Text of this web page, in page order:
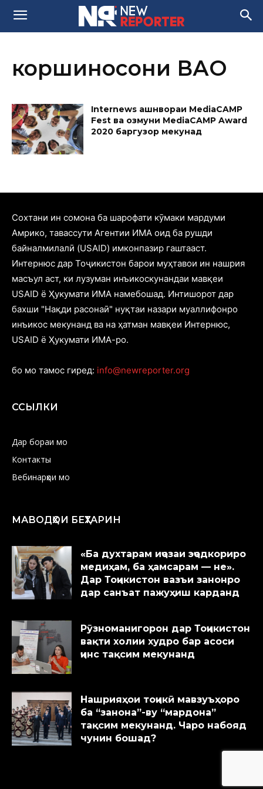
коршиносони ВАО
Internews ҷашнвораи MediaCAMP
Fest ва озмуни MediaCAMP Award
2020 баргузор мекунад
Cохтани ин сомона ба шарофати кӯмаки мардуми
Амрико, тавассути Агентии ИМА оид ба рушди
байналмилалӣ (USAID) имконпазир гаштааст.
Интернюс дар Тоҷикистон барои муҳтавои ин нашрия
масъул аст, ки лузуман инъикоскунандаи мавқеи
USAID ё Ҳукумати ИМА намебошад. Интишорот дар
бахши "Нақди расонаӣ" нуқтаи назари муаллифонро
инъикос мекунанд ва на ҳатман мавқеи Интернюс,
USAID ё Ҳукумати ИМА-ро.
бо мо тамос гиред: info@newreporter.org
ССЫЛКИ
Дар бораи мо
Контакты
Вебинарҳои мо
МАВОДҲОИ БЕҲТАРИН
«Ба духтарам иҷозаи эҷодкориро
медиҳам, ба ҳамсарам — не».
Дар Тоҷикистон вазъи занонро
дар санъат пажуҳиш карданд
Рӯзноманигорон дар Тоҷикистон
вақти холии худро бар асоси
ҷинс тақсим мекунанд
Нашрияҳои тоҷикӣ мавзуъҳоро
ба “занона”-ву “мардона”
тақсим мекунанд. Чаро набояд
чунин бошад?